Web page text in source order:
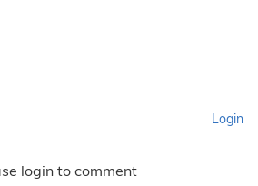
Login
login to comment